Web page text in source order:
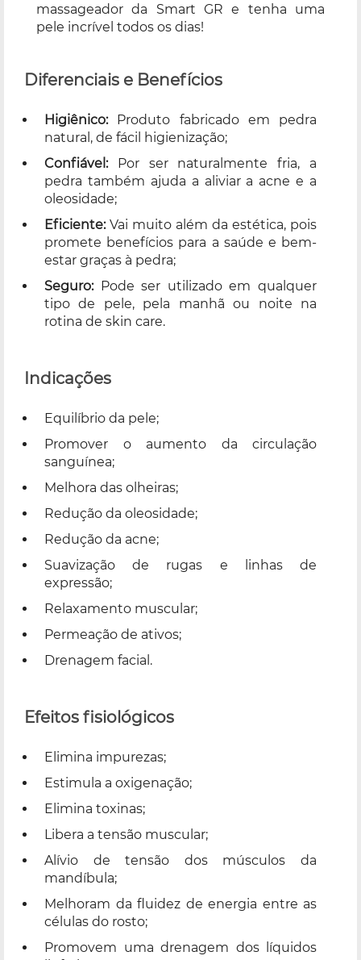
massageador da Smart GR e tenha uma
pele incrível todos os dias!
Diferenciais e Benefícios
Higiênico:Produto fabricado em pedra
natural, de fácil higienização;
Confiável:Por ser naturalmente fria, a
pedra também ajuda a aliviar a acne e a
oleosidade;
Eficiente:Vai muito além da estética, pois
promete benefícios para a saúde e bem-
estar graças à pedra;
Seguro:Pode ser utilizado em qualquer
tipo de pele, pela manhã ou noite na
rotina de skin care.
Indicações
Equilíbrio da pele;
Promover o aumento da circulação
sanguínea;
Melhora das olheiras;
Redução da oleosidade;
Redução da acne;
Suavização de rugas e linhas de
expressão;
Relaxamento muscular;
Permeação de ativos;
Drenagem facial.
Efeitos fisiológicos
Elimina impurezas;
Estimula a oxigenação;
Elimina toxinas;
Libera a tensão muscular;
Alívio de tensão dos músculos da
mandíbula;
Melhoram da fluidez de energia entre as
células do rosto;
Promovem uma drenagem dos líquidos